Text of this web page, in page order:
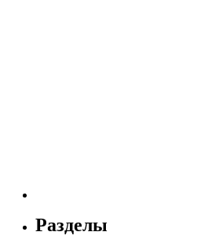
Разделы